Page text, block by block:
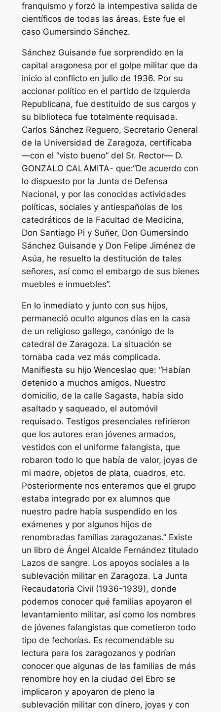
franquismo y forzó la intempestiva salida de
científicos de todas las áreas. Este fue el
caso Gumersindo Sánchez.
Sánchez Guisande fue sorprendido en la
capital aragonesa por el golpe militar que da
inicio al conflicto en julio de 1936. Por su
accionar político en el partido de Izquierda
Republicana, fue destituido de sus cargos y
su biblioteca fue totalmente requisada.
Carlos Sánchez Reguero, Secretario General
de la Universidad de Zaragoza, certificaba
—con el “visto bueno” del Sr. Rector— D.
GONZALO CALAMITA- que:“De acuerdo con
lo dispuesto por la Junta de Defensa
Nacional, y por las conocidas actividades
políticas, sociales y antiespañolas de los
catedráticos de la Facultad de Medicina,
Don Santiago Pi y Suñer, Don Gumersindo
Sánchez Guisande y Don Felipe Jiménez de
Asúa, he resuelto la destitución de tales
señores, así como el embargo de sus bienes
muebles e inmuebles”.
En lo inmediato y junto con sus hijos,
permaneció oculto algunos días en la casa
de un religioso gallego, canónigo de la
catedral de Zaragoza. La situación se
tornaba cada vez más complicada.
Manifiesta su hijo Wenceslao que: “Habían
detenido a muchos amigos. Nuestro
domicilio, de la calle Sagasta, había sido
asaltado y saqueado, el automóvil
requisado. Testigos presenciales refirieron
que los autores eran jóvenes armados,
vestidos con el uniforme falangista, que
robaron todo lo que había de valor, joyas de
mi madre, objetos de plata, cuadros, etc.
Posteriormente nos enteramos que el grupo
estaba integrado por ex alumnos que
nuestro padre había suspendido en los
exámenes y por algunos hijos de
renombradas familias zaragozanas.” Existe
un libro de Ángel Alcalde Fernández titulado
Lazos de sangre. Los apoyos sociales a la
sublevación militar en Zaragoza. La Junta
Recaudatoria Civil (1936-1939), donde
podemos conocer qué familias apoyaron el
levantamiento militar, así como los nombres
de jóvenes falangistas que cometieron todo
tipo de fechorías. Es recomendable su
lectura para los zaragozanos y podrían
conocer que algunas de las familias de más
renombre hoy en la ciudad del Ebro se
implicaron y apoyaron de pleno la
sublevación militar con dinero, joyas y con